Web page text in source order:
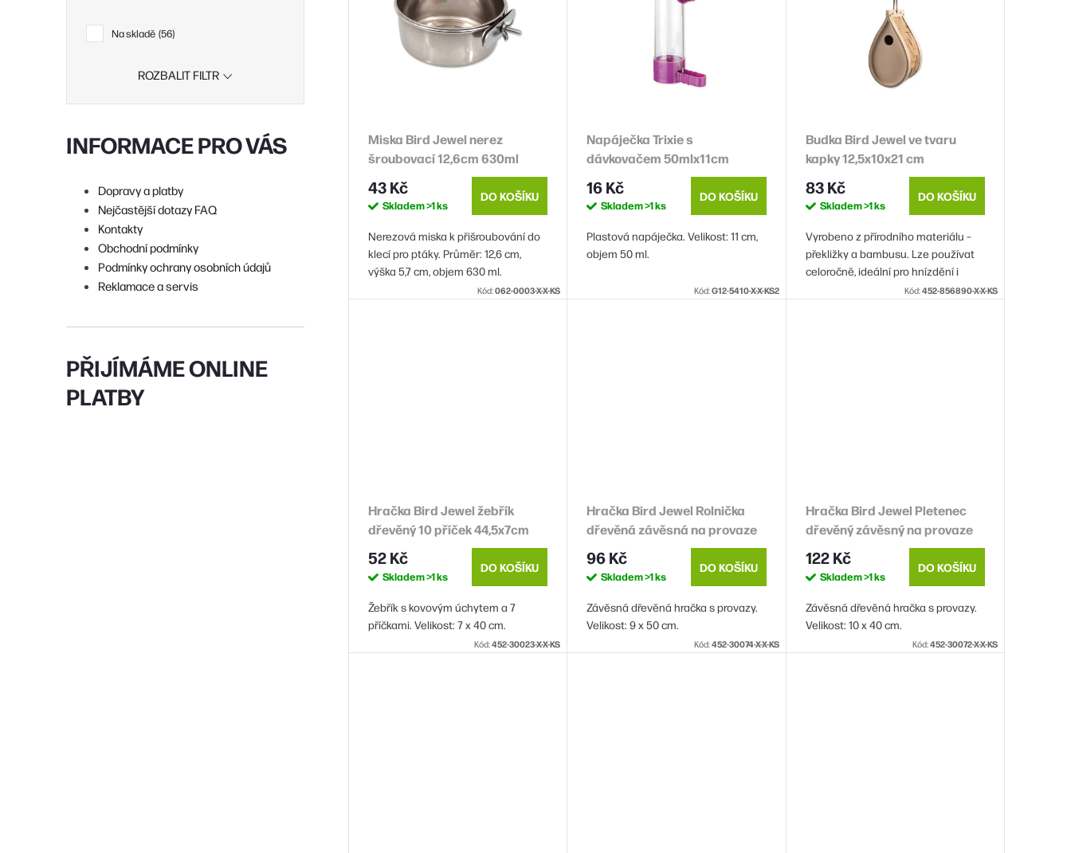
Na skladě 56
ROZBALIT FILTR
INFORMACE PRO VÁS
Dopravy a platby
Nejčastější dotazy FAQ
Kontakty
Obchodní podmínky
Podmínky ochrany osobních údajů
Reklamace a servis
PŘIJÍMÁME ONLINE
PLATBY
Miska Bird Jewel nerez
šroubovací 12,6cm 630ml
43 Kč
Skladem>1 ks
DO KOŠÍKU
Nerezová miska k přišroubování do
klecí pro ptáky. Průměr: 12,6 cm,
výška 5,7 cm, objem 630 ml.
Kód:062-0003-X-X-KS
Napáječka Trixie s
dávkovačem 50mlx11cm
16 Kč
Skladem>1 ks
DO KOŠÍKU
Plastová napáječka. Velikost: 11 cm,
objem 50 ml.
Kód:G12-5410-X-X-KS2
Budka Bird Jewel ve tvaru
kapky 12,5x10x21 cm
83 Kč
Skladem>1 ks
DO KOŠÍKU
Vyrobeno z přírodního materiálu –
překližky a bambusu. Lze používat
celoročně, ideální pro hnízdění i
Kód:452-856890-X-X-KS
Hračka Bird Jewel žebřík
dřevěný 10 příček 44,5x7cm
52 Kč
Skladem>1 ks
DO KOŠÍKU
Žebřík s kovovým úchytem a 7
příčkami. Velikost: 7 x 40 cm.
Kód:452-30023-X-X-KS
Hračka Bird Jewel Rolnička
dřevěná závěsná na provaze
9x50cm
96 Kč
Skladem>1 ks
DO KOŠÍKU
Závěsná dřevěná hračka s provazy.
Velikost: 9 x 50 cm.
Kód:452-30074-X-X-KS
Hračka Bird Jewel Pletenec
dřevěný závěsný na provaze
10x40cm
122 Kč
Skladem>1 ks
DO KOŠÍKU
Závěsná dřevěná hračka s provazy.
Velikost: 10 x 40 cm.
Kód:452-30072-X-X-KS